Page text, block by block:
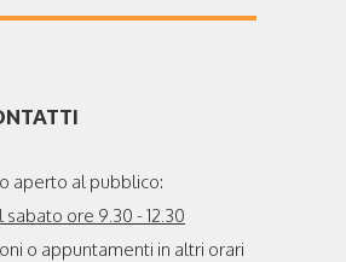
aperto al pubblico:
ore 9.30 - 12.30
o appuntamenti in altri orari